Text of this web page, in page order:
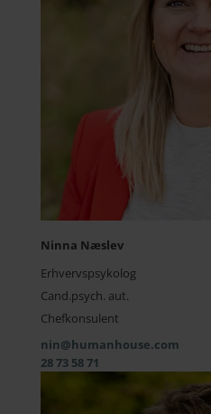
Ninna Næslev
Erhvervspsykolog
Cand.psych. aut.
Chefkonsulent
nin@humanhouse.com
28 73 58 71